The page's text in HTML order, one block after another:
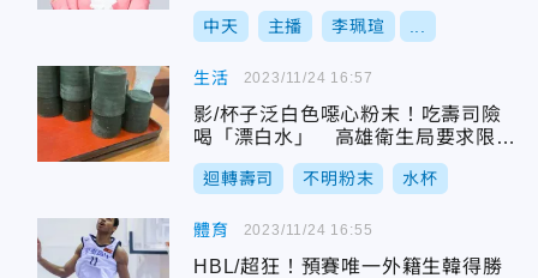
物
中天 主播 李珮瑄
生活
影/杯子泛白色噁心粉末！吃壽司險
喝「漂白水」 高雄衛生局要求限期
改善
迴轉壽司 不明粉末 水杯
2023/11/24 16:57
體育
HBL/超狂！預賽唯一外籍生韓得勝
2023/11/24 16:55